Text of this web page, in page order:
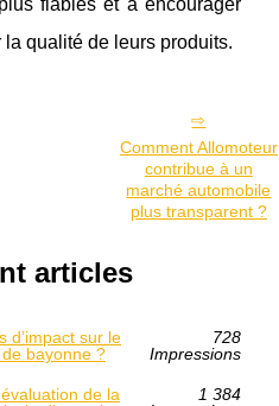
fiables et à encourager
la qualité de leurs produits.
Comment Allomoteur
contribue à un
marché automobile
plus transparent ?
articles
d’impact sur le
bayonne ?
728
Impressions
de la
1 384